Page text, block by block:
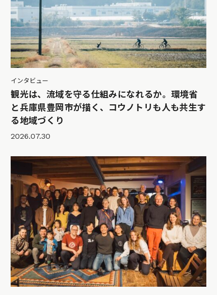
インタビュー
観光は、流域を守る仕組みになれるか。環境省
と兵庫県豊岡市が描く、コウノトリも人も共生す
る地域づくり
2026.07.30